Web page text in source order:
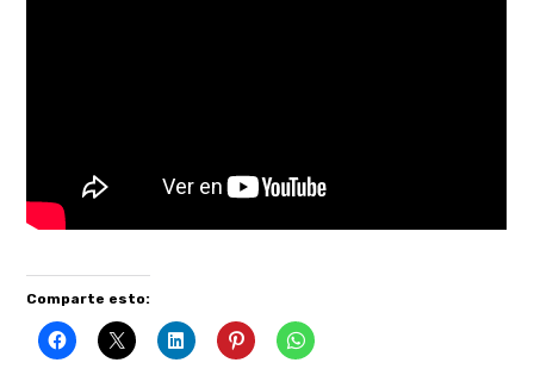
Comparte esto: